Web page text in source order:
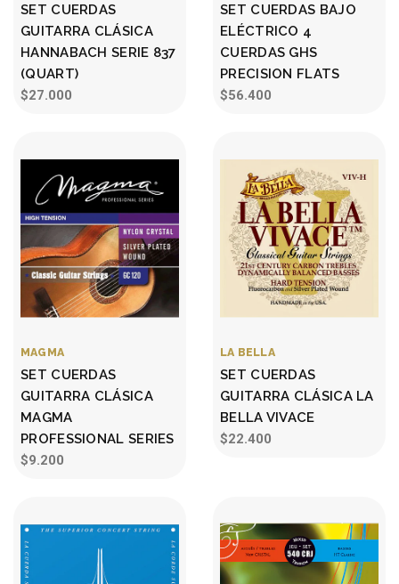
SET CUERDAS
GUITARRA CLÁSICA
HANNABACH SERIE 837
(QUART)
$27.000
SET CUERDAS BAJO
ELÉCTRICO 4
CUERDAS GHS
PRECISION FLATS
$56.400
MAGMA
SET CUERDAS
GUITARRA CLÁSICA
MAGMA
PROFESSIONAL SERIES
$9.200
LA BELLA
SET CUERDAS
GUITARRA CLÁSICA LA
BELLA VIVACE
$22.400